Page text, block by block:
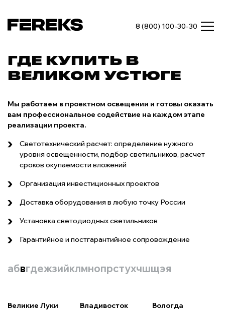
8 (800) 100-30-30
ГДЕ КУПИТЬ В
ВЕЛИКОМ УСТЮГЕ
Мы работаем в проектном освещении и готовы оказать
вам профессиональное содействие на каждом этапе
реализации проекта.
Светотехнический расчет: определение нужного
уровня освещенности, подбор светильников, расчет
сроков окупаемости вложений
Организация инвестиционных проектов
Доставка оборудования в любую точку России
Установка светодиодных светильников
Гарантийное и постгарантийное сопровождение
абвгдежзийклмнопрстухчшщэя
Великие Луки Владивосток Вологда